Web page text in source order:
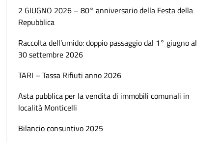
2 GIUGNO 2026 – 80° anniversario della Festa della
Repubblica
Raccolta dell’umido: doppio passaggio dal 1° giugno al
30 settembre 2026
TARI – Tassa Rifiuti anno 2026
Asta pubblica per la vendita di immobili comunali in
località Monticelli
Bilancio consuntivo 2025